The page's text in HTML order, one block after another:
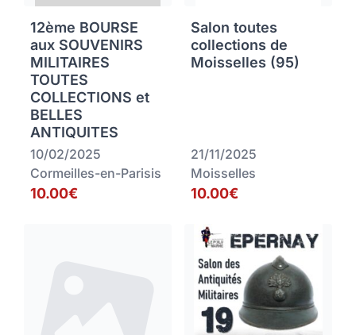
12ème BOURSE
aux SOUVENIRS
MILITAIRES
TOUTES
COLLECTIONS et
BELLES
ANTIQUITES
10/02/2025
Cormeilles-en-Parisis
10.00€
Salon toutes
collections de
Moisselles (95)
21/11/2025
Moisselles
10.00€